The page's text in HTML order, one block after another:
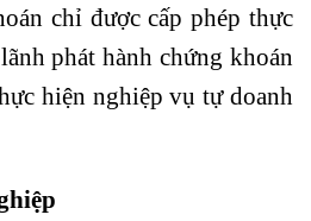
chỉ được cấp phép thực
phát hành chứng khoán
hiện nghiệp vụ tự doanh